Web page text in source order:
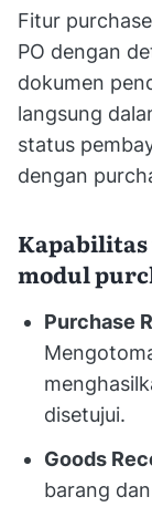
Fitur
PO dengan
dokumen
langsung
status
dengan
Kapabilitas
modul
Purchase
disetujui.
Goods
barang